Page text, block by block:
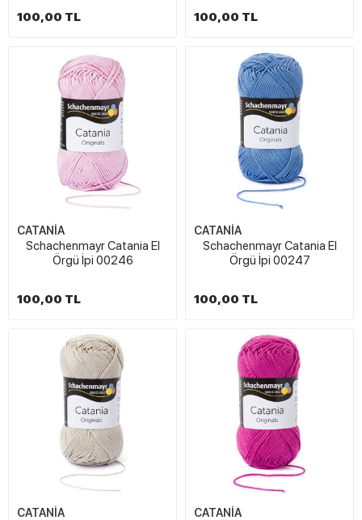
100,00 TL 100,00 TL
CATANİA
Schachenmayr Catania El
Örgü İpi 00246
100,00 TL
CATANİA
Schachenmayr Catania El
Örgü İpi 00247
100,00 TL
CATANİA CATANİA